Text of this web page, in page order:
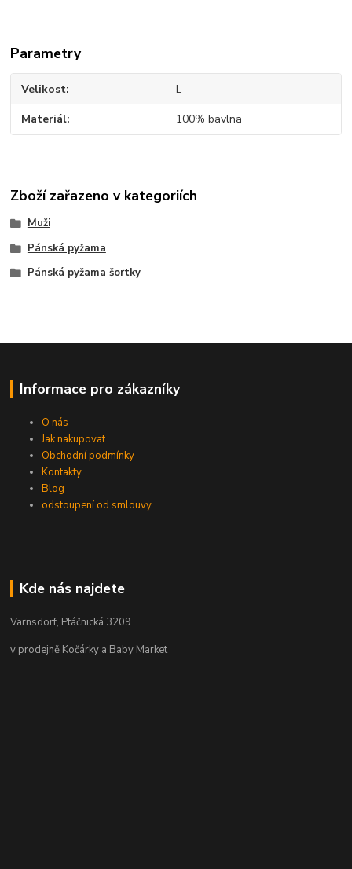
Parametry
Velikost L
Materiál 100% bavlna
Zboží zařazeno v kategoriích
Muži
Pánská pyžama
Pánská pyžama šortky
Informace pro zákazníky
O nás
Jak nakupovat
Obchodní podmínky
Kontakty
Blog
odstoupení od smlouvy
Kde nás najdete
Varnsdorf, Ptáčnická 3209
v prodejně Kočárky a Baby Market